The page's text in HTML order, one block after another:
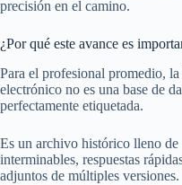
precisión en el camino.
¿Por qué este avance es
Para el profesional promedio,
electrónico no es una base de
perfectamente etiquetada.
Es un archivo histórico lleno
interminables, respuestas
adjuntos de múltiples versiones.